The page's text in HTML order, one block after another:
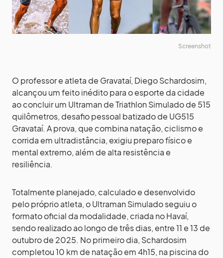
Screenshot
O professor e atleta de Gravataí, Diego Schardosim,
alcançou um feito inédito para o esporte da cidade
ao concluir um Ultraman de Triathlon Simulado de 515
quilômetros, desafio pessoal batizado de UG515
Gravataí. A prova, que combina natação, ciclismo e
corrida em ultradistância, exigiu preparo físico e
mental extremo, além de alta resistência e
resiliência.
Totalmente planejado, calculado e desenvolvido
pelo próprio atleta, o Ultraman Simulado seguiu o
formato oficial da modalidade, criada no Havaí,
sendo realizado ao longo de três dias, entre 11 e 13 de
outubro de 2025. No primeiro dia, Schardosim
completou 10 km de natação em 4h15, na piscina do